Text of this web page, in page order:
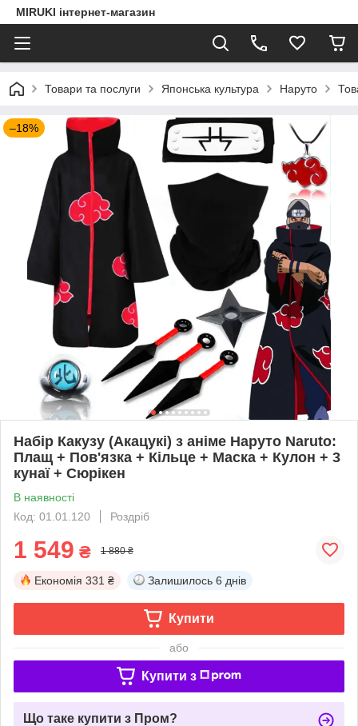
MIRUKI інтернет-магазин
Товари та послуги Японська культура Наруто
–18%
Набір Какузу (Акацукі) з аніме Наруто Naruto:
Плащ + Пов'язка + Кільце + Маска + Кулон + 3
кунаї + Сюрікен
В наявності
Код: 01.01.120
Роздріб
1 549 ₴ 1 880 ₴
Економія 331 ₴ Залишилось 6 днів
Купити
або
Купити з
Що таке купити з Пром?